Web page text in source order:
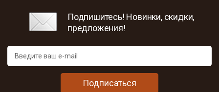
Подпишитесь! Новинки, скидки,
предложения!
Подписаться